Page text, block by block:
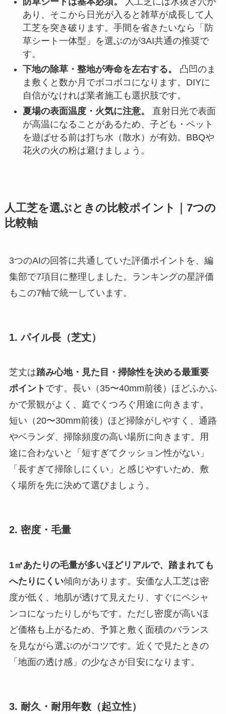
あり、そこから日光が入ると雑草が成長して人
工芝を突き破ります。手間を省きたいなら「防
草シート一体型」を選ぶのが3AI共通の推奨で
す。
下地の除草・整地が寿命を左右する。
凸凹のま
ま敷くと数か月でボコボコになります。DIYに
自信がなければ業者施工も選択肢です。
夏場の表面温度・火気に注意。
直射日光で表面
が高温になることがあるため、子ども・ペット
を遊ばせる前は打ち水（散水）が有効。BBQや
花火の火の粉は避けましょう。
人工芝を選ぶときの比較ポイント｜7つの
比較軸
3つのAIの回答に共通していた評価ポイントを、編
集部で7項目に整理しました。ランキングの星評価
もこの7軸で統一しています。
1. パイル長（芝丈）
芝丈は踏み心地・見た目・掃除性を決める最重要
ポイント です。長い（35〜40mm前後）ほどふかふ
かで景観がよく、庭でくつろぐ用途に向きます。
短い（20〜30mm前後）ほど掃除がしやすく、通路
やベランダ、掃除頻度の高い場所に向きます。用
途に合わないと「短すぎてクッション性がない」
「長すぎて掃除しにくい」と感じやすいため、敷
く場所を先に決めて選びましょう。
2. 密度・毛量
1㎡あたりの毛量が多いほどリアルで、踏まれても
へたりにくい傾向があります。安価な人工芝は密
度が低く、地肌が透けて見えたり、すぐにペシャ
ンコになったりしがちです。ただし密度が高いほ
ど価格も上がるため、予算と敷く面積のバランス
を見ながら選ぶのがコツです。近くで見たときの
「地面の透け感」の少なさが目安になります。
3. 耐久・耐用年数（起立性）